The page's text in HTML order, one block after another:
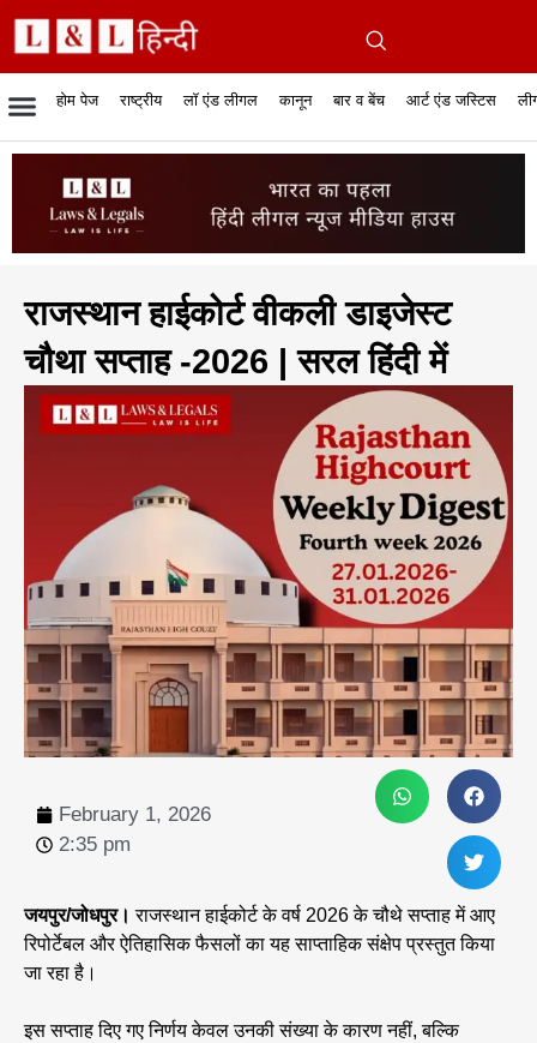
होम पेज राष्ट्रीय
रिपोर्टेबल जजमेंट सुप्रीम कोर्ट हाईकोर्ट
लॉ एंड लीगल
रिसर्च एनालाईसिस एंड लॉ केस स्टेटस
कानून
व्यापार में कानून फिल्में और कानून
बार व बेंच
बार एसोसिएशन बार
आर्ट एंड जस्टिस
जस्टिस एंड जस्टिस
राजस्थान हाईकोर्ट वीकली डाइजेस्ट
चौथा सप्ताह -2026 | सरल हिंदी में
February 1, 2026
2:35 pm
जयपुर/जोधपुर।राजस्थान हाईकोर्ट के वर्ष 2026 के चौथे सप्ताह में आए
रिपोर्टेबल और ऐतिहासिक फैसलों का यह साप्ताहिक संक्षेप प्रस्तुत किया
जा रहा है।
इस सप्ताह दिए गए निर्णय केवल उनकी संख्या के कारण नहीं, बल्कि